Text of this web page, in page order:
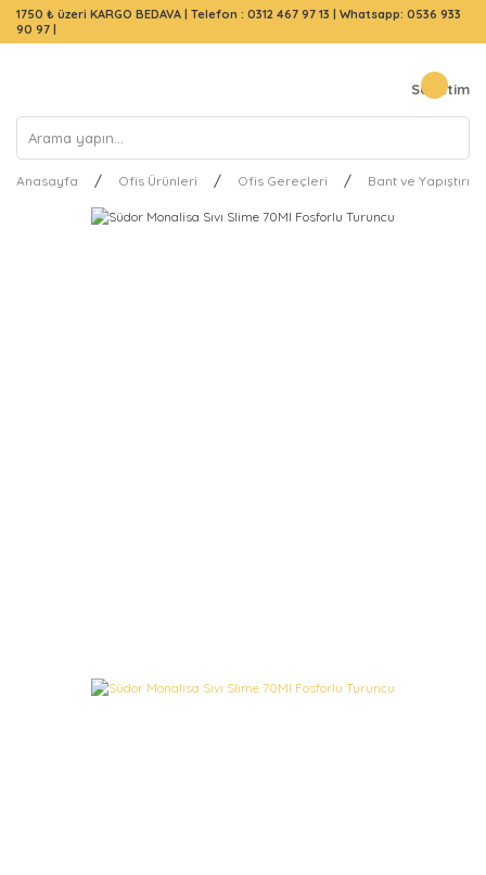
1750 ₺ üzeri KARGO BEDAVA | Telefon : 0312 467 97 13 | Whatsapp: 0536 933
90 97 |
Sepetim
Anasayfa Ofis Ürünleri Ofis Gereçleri Bant ve